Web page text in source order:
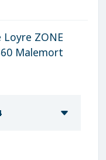
ZONE
Malemort